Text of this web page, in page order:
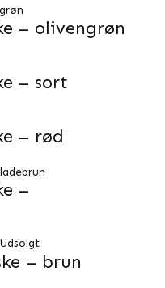
– olivengrøn
– sort
– rød
–
Udsolgt
– brun